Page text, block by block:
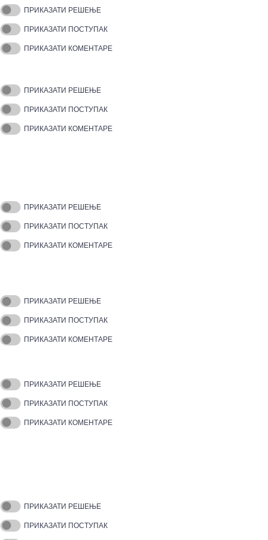
ПРИКАЗАТИ РЕШЕЊЕ
ПРИКАЗАТИ ПОСТУПАК
ПРИКАЗАТИ КОМЕНТАРЕ
ПРИКАЗАТИ РЕШЕЊЕ
ПРИКАЗАТИ ПОСТУПАК
ПРИКАЗАТИ КОМЕНТАРЕ
ПРИКАЗАТИ РЕШЕЊЕ
ПРИКАЗАТИ ПОСТУПАК
ПРИКАЗАТИ КОМЕНТАРЕ
ПРИКАЗАТИ РЕШЕЊЕ
ПРИКАЗАТИ ПОСТУПАК
ПРИКАЗАТИ КОМЕНТАРЕ
ПРИКАЗАТИ РЕШЕЊЕ
ПРИКАЗАТИ ПОСТУПАК
ПРИКАЗАТИ КОМЕНТАРЕ
ПРИКАЗАТИ РЕШЕЊЕ
ПРИКАЗАТИ ПОСТУПАК